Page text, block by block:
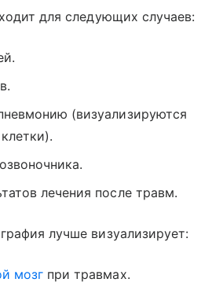
для следующих случаев:
(визуализируются
лечения после травм.
лучше визуализирует:
мозг при травмах.